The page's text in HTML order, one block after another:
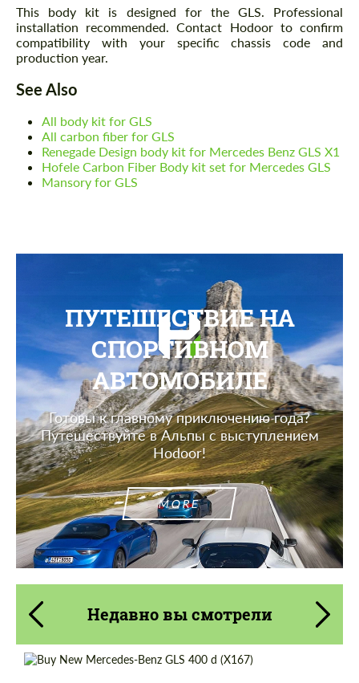
This body kit is designed for the GLS. Professional
installation recommended. Contact Hodoor to confirm
compatibility with your specific chassis code and
production year.
See Also
All body kit for GLS
All carbon fiber for GLS
Renegade Design body kit for Mercedes Benz GLS X1
Hofele Carbon Fiber Body kit set for Mercedes GLS
Mansory for GLS
ПУТЕШЕСТВИЕ НА
СПОРТИВНОМ
АВТОМОБИЛЕ
Готовы к главному приключению года?
Путешествуйте в Альпы с выступлением
Hodoor!
MORE
Недавно вы смотрели